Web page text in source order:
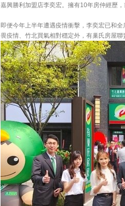
嘉興勝利加盟店李奕宏。擁有10年房仲經歷
即便今年上半年遭遇疫情衝擊，李奕宏已和
畏疫情、竹北買氣相對穩定外，有巢氏房屋